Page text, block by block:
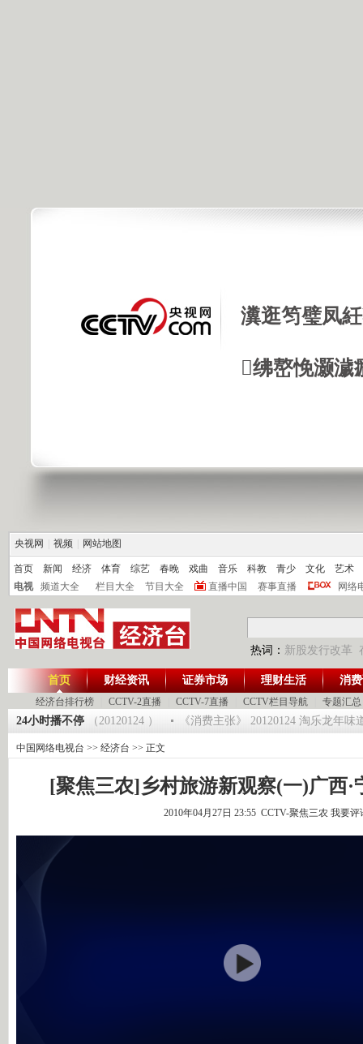
瀵逛笉璧凤
绋嶅悗灏
央视网 视频 网站地图
首页 新闻 经济 体育 综艺 春晚 戏曲 音乐 科教 青少 文化
艺术
电视
频道大全 栏目大全 节目大全 直播中国 赛事直播 网络
热词： 新股发行改革
首页
经济台排行榜 CCTV-2直播 CCTV-7直播 CCTV栏目导航 专题汇总
财经资讯 证券市场 理财生活 消
24小时播不停
江（下） （20120124 ） 《消费主张》 20120124 淘乐龙年味道
中国网络电视台 >> 经济台 >> 正文
[聚焦三农]乡村旅游新观察(一)广西·
2010年04月27日 23:55 CCTV-聚焦三农 我要评